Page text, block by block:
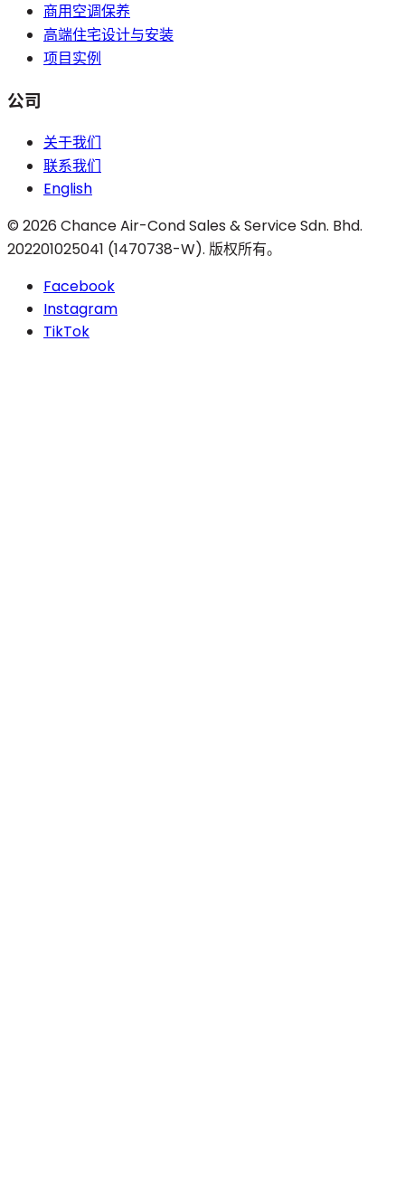
商用空调保养
高端住宅设计与安装
项目实例
公司
关于我们
联系我们
English
© 2026 Chance Air-Cond Sales & Service Sdn. Bhd.
202201025041 (1470738-W). 版权所有。
Facebook
Instagram
TikTok